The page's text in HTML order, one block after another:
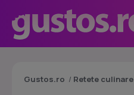
Gustos.ro / Retete culinare